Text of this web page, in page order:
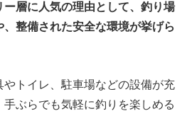
ー層に人気の理由として、釣り場
整備された安全な環境が挙げら
トイレ、駐車場などの設備が充
ぶらでも気軽に釣りを楽しめる